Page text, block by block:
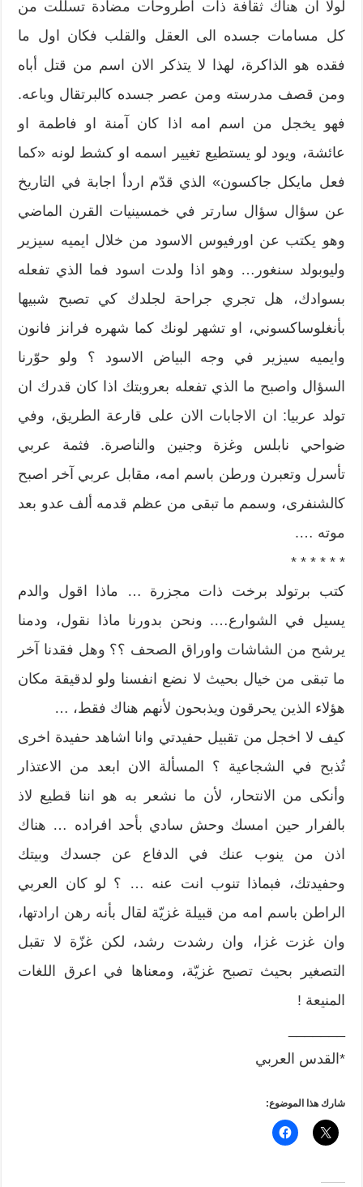
لولا ان هناك ثقافة ذات اطروحات مضادة تسللت من
كل مسامات جسده الى العقل والقلب فكان اول ما
فقده هو الذاكرة، لهذا لا يتذكر الان اسم من قتل أباه
ومن قصف مدرسته ومن عصر جسده كالبرتقال وباعه.
فهو يخجل من اسم امه اذا كان آمنة او فاطمة او
عائشة، ويود لو يستطيع تغيير اسمه او كشط لونه «كما
فعل مايكل جاكسون» الذي قدّم اردأ اجابة في التاريخ
عن سؤال سؤال سارتر في خمسينيات القرن الماضي
وهو يكتب عن اورفيوس الاسود من خلال ايميه سيزير
وليوبولد سنغور… وهو اذا ولدت اسود فما الذي تفعله
بسوادك، هل تجري جراحة لجلدك كي تصبح شبيها
بأنغلوساكسوني، او تشهر لونك كما شهره فرانز فانون
وايميه سيزير في وجه البياض الاسود ؟ ولو حوّرنا
السؤال واصبح ما الذي تفعله بعروبتك اذا كان قدرك ان
تولد عربيا: ان الاجابات الان على قارعة الطريق، وفي
ضواحي نابلس وغزة وجنين والناصرة. فثمة عربي
تأسرل وتعبرن ورطن باسم امه، مقابل عربي آخر اصبح
كالشنفرى، وسمم ما تبقى من عظم قدمه ألف عدو بعد
موته ….
* * * * * *
كتب برتولد برخت ذات مجزرة … ماذا اقول والدم
يسيل في الشوارع…. ونحن بدورنا ماذا نقول، ودمنا
يرشح من الشاشات واوراق الصحف ؟؟ وهل فقدنا آخر
ما تبقى من خيال بحيث لا نضع انفسنا ولو لدقيقة مكان
هؤلاء الذين يحرقون ويذبحون لأنهم هناك فقط، …
كيف لا اخجل من تقبيل حفيدتي وانا اشاهد حفيدة اخرى
تُذبح في الشجاعية ؟ المسألة الان ابعد من الاعتذار
وأنكى من الانتحار، لأن ما نشعر به هو اننا قطيع لاذ
بالفرار حين امسك وحش سادي بأحد افراده … هناك
اذن من ينوب عنك في الدفاع عن جسدك وبيتك
وحفيدتك، فبماذا تنوب انت عنه … ؟ لو كان العربي
الراطن باسم امه من قبيلة غزيّة لقال بأنه رهن ارادتها،
وان غزت غزا، وان رشدت رشد، لكن غزّة لا تقبل
التصغير بحيث تصبح غزيّة، ومعناها في اعرق اللغات
المنيعة !
*القدس العربي
شارك هذا الموضوع: